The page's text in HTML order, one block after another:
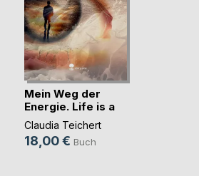
Mein Weg der
Energie. Life is a
St(...)
Claudia Teichert
18,00 € Buch